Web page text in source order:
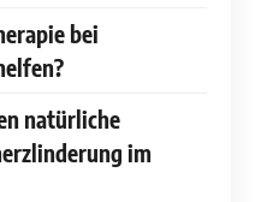
bei
natürliche
im